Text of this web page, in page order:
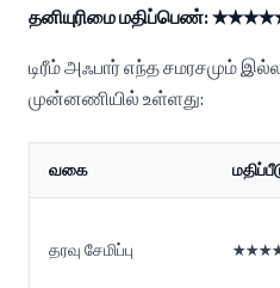
தனியுரிமை மதிப்பெண்:
டிரீம் அஃபார் எந்த சமரசமும்
முன்னணியில் உள்ளது:
வகை
தரவு சேமிப்பு